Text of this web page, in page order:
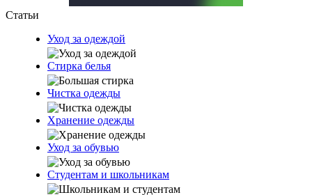
Статьи
Уход за одеждой
Стирка белья
Чистка одежды
Хранение одежды
Уход за обувью
Студентам и школьникам